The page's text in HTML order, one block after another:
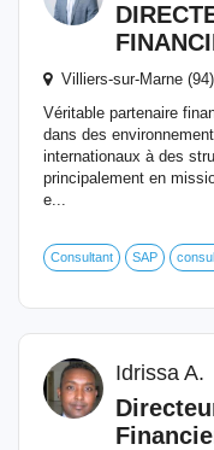
Villiers-sur-Marne
Véritable partenaire
dans des
internationaux à des
principalement en
e...
Consultant SAP
Idrissa A.